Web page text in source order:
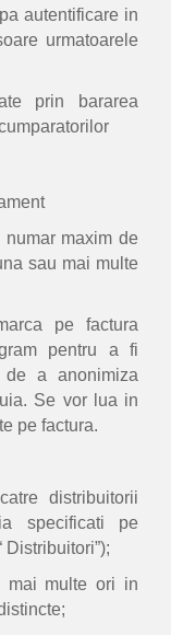
autentificare in
urmatoarele
prin bararea
maxim de
sau mai multe
pe factura
pentru a fi
a anonimiza
Se vor lua in
pe factura.
distribuitorii
specificati pe
mai multe ori in